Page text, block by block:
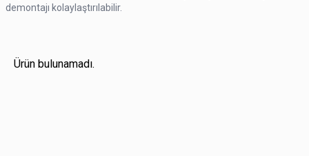
demontajı kolaylaştırılabilir.
Ürün bulunamadı.